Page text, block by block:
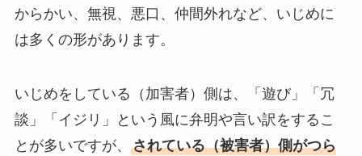
からかい、無視、悪口、仲間外れなど、いじめに
は多くの形があります。
いじめをしている（加害者）側は、「遊び」「冗
談」「イジリ」という風に弁明や言い訳をするこ
とが多いですが、 されている（被害者）側がつら